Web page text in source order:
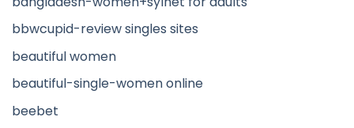
bbwcupid-review singles sites
beautiful women
beautiful-single-women online
beebet